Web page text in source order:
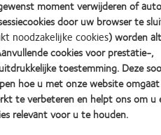
study with clariti 1 day multifocal 3 add
A for new wearers in US, Spain,
study with clariti®1 day multifocal 3 add;
Oxygenation During Contact Lens
moment verwijderen of
door uw browser te
noodzakelijke cookies) worden
cookies voor prestatie-,
toestemming. Deze
hoe u met onze website
te verbeteren en helpt ons om u
relevant voor u te houden.